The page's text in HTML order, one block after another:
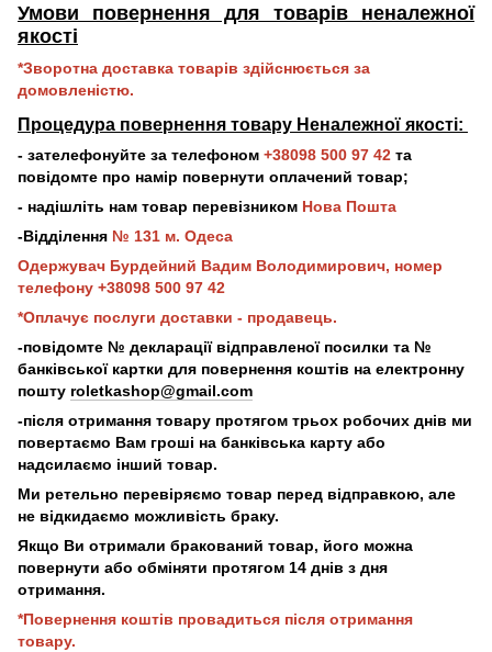
Умови повернення для товарів неналежної
якості
*Зворотна доставка товарів здійснюється за
домовленістю.
Процедура повернення товару Неналежної якості:
- зателефонуйте за телефоном +38098 500 97 42 та
повідомте про намір повернути оплачений товар;
- надішліть нам товар перевізником Нова Пошта
-Відділення № 131 м. Одеса
Одержувач Бурдейний Вадим Володимирович, номер
телефону +38098 500 97 42
*Оплачує послуги доставки - продавець.
-повідомте № декларації відправленої посилки та №
банківської картки для повернення коштів на електронну
пошту roletkashop@gmail.com
-після отримання товару протягом трьох робочих днів ми
повертаємо Вам гроші на банківська карту або
надсилаємо інший товар.
Ми ретельно перевіряємо товар перед відправкою, але
не відкидаємо можливість браку.
Якщо Ви отримали бракований товар, його можна
повернути або обміняти протягом 14 днів з дня
отримання.
*Повернення коштів провадиться після отримання
товару.